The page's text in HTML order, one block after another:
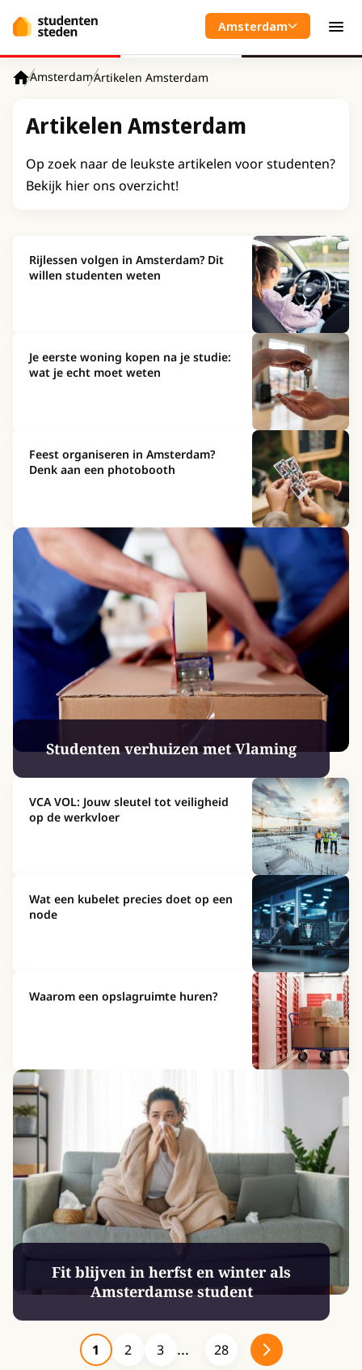
Amsterdam
AmsterdamArtikelen Amsterdam
Artikelen Amsterdam
Op zoek naar de leukste artikelen voor studenten?
Bekijk hier ons overzicht!
Rijlessen volgen in Amsterdam? Dit
willen studenten weten
Je eerste woning kopen na je studie:
wat je echt moet weten
Feest organiseren in Amsterdam?
Denk aan een photobooth
Studenten verhuizen met Vlaming
VCA VOL: Jouw sleutel tot veiligheid
op de werkvloer
Wat een kubelet precies doet op een
node
Waarom een opslagruimte huren?
Fit blijven in herfst en winter als
Amsterdamse student
1 2 3 28